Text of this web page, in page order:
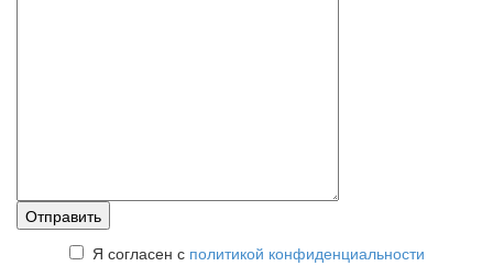
Я согласен с политикой конфиденциальности